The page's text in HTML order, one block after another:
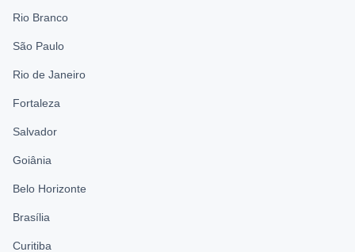
Rio Branco
São Paulo
Rio de Janeiro
Fortaleza
Salvador
Goiânia
Belo Horizonte
Brasília
Curitiba